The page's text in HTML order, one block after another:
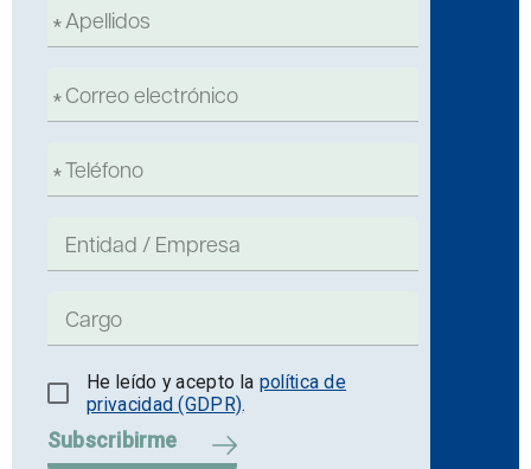
He leído y acepto la política de
privacidad (GDPR).
Subscribirme